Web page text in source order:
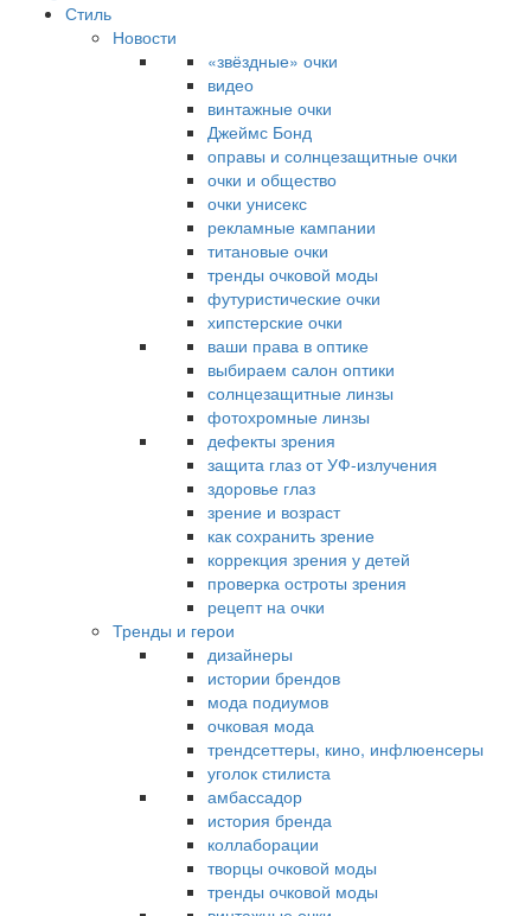
Стиль
Новости
«звёздные» очки
видео
винтажные очки
Джеймс Бонд
оправы и солнцезащитные очки
очки и общество
очки унисекс
рекламные кампании
титановые очки
тренды очковой моды
футуристические очки
хипстерские очки
ваши права в оптике
выбираем салон оптики
солнцезащитные линзы
фотохромные линзы
дефекты зрения
защита глаз от УФ-излучения
здоровье глаз
зрение и возраст
как сохранить зрение
коррекция зрения у детей
проверка остроты зрения
рецепт на очки
Тренды и герои
дизайнеры
истории брендов
мода подиумов
очковая мода
трендсеттеры, кино, инфлюенсеры
уголок стилиста
амбассадор
история бренда
коллаборации
творцы очковой моды
тренды очковой моды